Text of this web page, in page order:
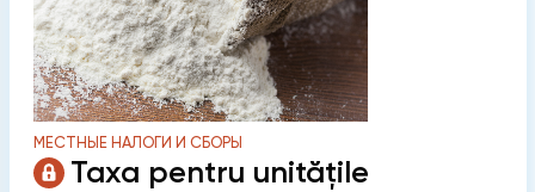
МЕСТНЫЕ НАЛОГИ И СБОРЫ
Taxa pentru unităţile